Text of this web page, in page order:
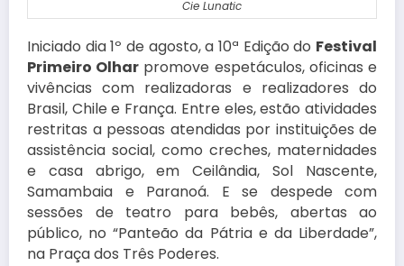
Cie Lunatic
Iniciado dia 1º de agosto, a 10ª Edição do Festival
Primeiro Olhar promove espetáculos, oficinas e
vivências com realizadoras e realizadores do
Brasil, Chile e França. Entre eles, estão atividades
restritas a pessoas atendidas por instituições de
assistência social, como creches, maternidades
e casa abrigo, em Ceilândia, Sol Nascente,
Samambaia e Paranoá. E se despede com
sessões de teatro para bebês, abertas ao
público, no “Panteão da Pátria e da Liberdade”,
na Praça dos Três Poderes.